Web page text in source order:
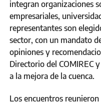
integran organizaciones
empresariales,
representantes son
sector, con un mandato
opiniones y
Directorio del COMIREC
a la mejora de la cuenca.
Los encuentros